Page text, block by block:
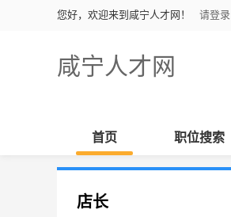
您好，欢迎来到咸宁人才网！ 请登录
咸宁人才网
首页 职位搜索
店长